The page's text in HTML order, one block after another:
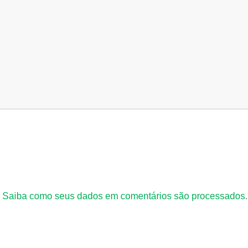
Saiba como seus dados em comentários são processados.